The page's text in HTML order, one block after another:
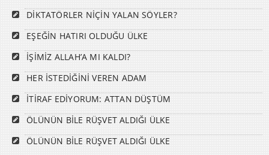
DİKTATÖRLER NİÇİN YALAN SÖYLER?
EŞEĞİN HATIRI OLDUĞU ÜLKE
İŞİMİZ ALLAH’A MI KALDI?
HER İSTEDİĞİNİ VEREN ADAM
İTİRAF EDİYORUM: ATTAN DÜŞTÜM
ÖLÜNÜN BİLE RÜŞVET ALDIĞI ÜLKE
ÖLÜNÜN BİLE RÜŞVET ALDIĞI ÜLKE